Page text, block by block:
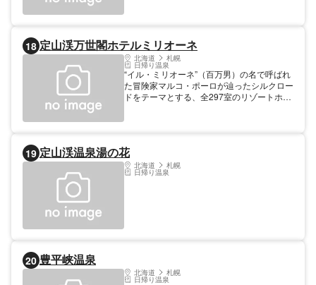
18 定山渓万世閣ホテルミリオーネ
北海道 札幌
日帰り温泉
“イル・ミリオーネ”（百万男）の名で呼ばれ
た冒険家マルコ・ポーロが辿ったシルクロー
ドをテーマとする、全297室のリゾートホテ
ど、洒脱な設えが館内を彩る。定山渓温泉郷
に立つホテルは定山渓の自然を望む庭園露天
風呂も魅力。展望サウナ付き特別室も備え
19 定山渓温泉湯の花
北海道 札幌
日帰り温泉
20 豊平峡温泉
北海道 札幌
日帰り温泉